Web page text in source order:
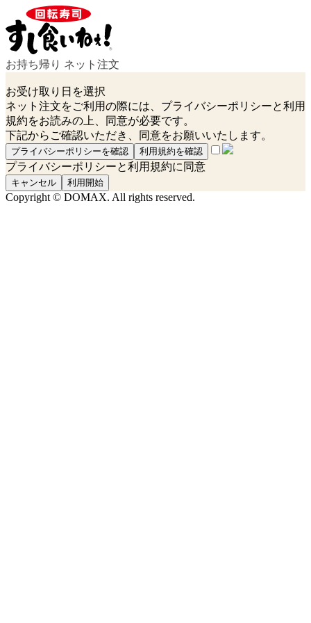
お持ち帰り ネット注文
お受け取り日を選択
ネット注文をご利用の際には、プライバシーポリシーと利用
規約をお読みの上、同意が必要です。
下記からご確認いただき、同意をお願いいたします。
プライバシーポリシーを確認 利用規約を確認
プライバシーポリシーと利用規約に同意
キャンセル 利用開始
Copyright © DOMAX. All rights reserved.